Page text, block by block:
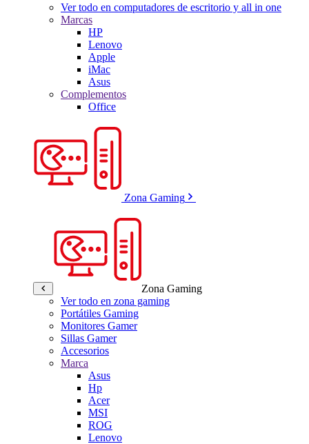
Ver todo en computadores de escritorio y all in one
Marcas
HP
Lenovo
Apple
iMac
Asus
Complementos
Office
Zona Gaming
Zona Gaming
Ver todo en zona gaming
Portátiles Gaming
Monitores Gamer
Sillas Gamer
Accesorios
Marca
Asus
Hp
Acer
MSI
ROG
Lenovo